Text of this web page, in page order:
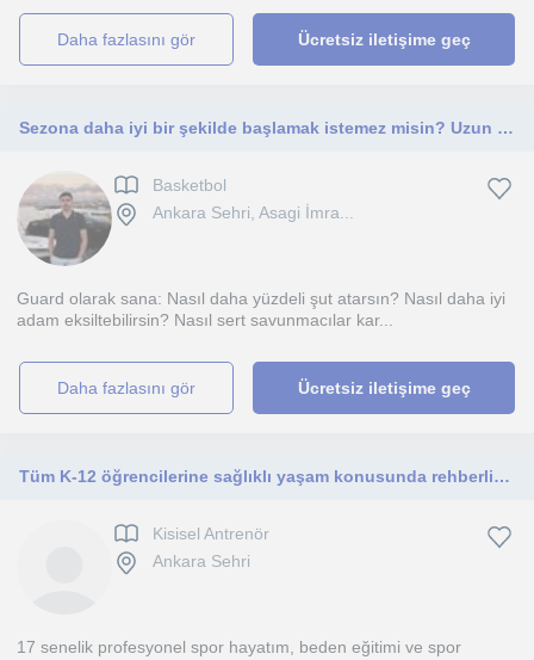
daha fazlasını gör Ücretsiz iletişime geç
Sezona daha iyi bir şekilde başlamak istemez misin? Uzun süre ileri düzeyde altyapı ve ünilig tecrübemle sana yardım etmek isterim
Basketbol
Ankara Sehri, Asagi İmra...
Guard olarak sana: Nasıl daha yüzdeli şut atarsın? Nasıl daha iyi
adam eksiltebilirsin? Nasıl sert savunmacılar kar...
daha fazlasını gör Ücretsiz iletişime geç
Tüm K-12 öğrencilerine sağlıklı yaşam konusunda rehberlik edebilirim. Voleybol, beslenme, sporda performans gelişimi vb.
Kisisel Antrenör
Ankara Sehri
17 senelik profesyonel spor hayatım, beden eğitimi ve spor